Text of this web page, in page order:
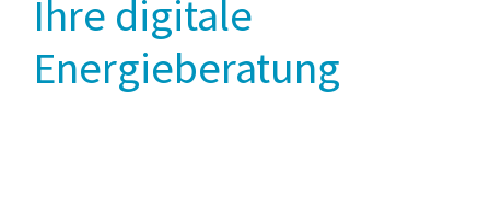
Ihre digitale
Energieberatung